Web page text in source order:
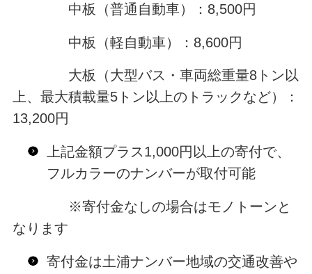
中板（普通自動車）：8,500円
中板（軽自動車）：8,600円
大板（大型バス・車両総重量8トン以
上、最大積載量5トン以上のトラックなど）：
13,200円
上記金額プラス1,000円以上の寄付で、
フルカラーのナンバーが取付可能
※寄付金なしの場合はモノトーンと
なります
寄付金は土浦ナンバー地域の交通改善や